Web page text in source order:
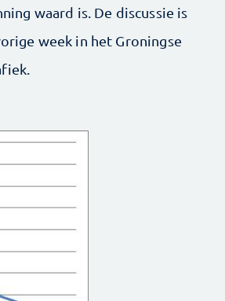
waard is. De discussie is
week in het Groningse